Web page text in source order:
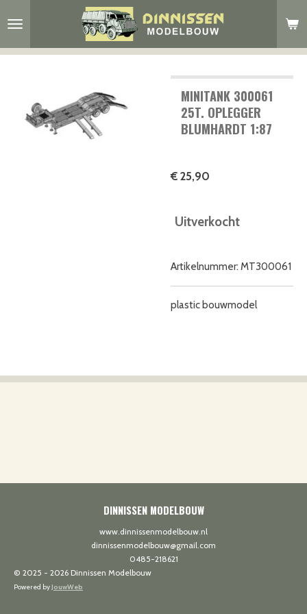
direct
naar
MINITANK 300061
25T. OPLEGGER
BLUMHARDT 1:87
€ 25,90
Uitverkocht
Artikelnummer: MT300061
plastic bouwmodel
DINNISSEN MODELBOUW
www.dinnissenmodelbouw.nl
dinnissenmodelbouw@gmail.com
0485-218621
© 2025 - 2026 Dinnissen Modelbouw
Powered byJouwWeb